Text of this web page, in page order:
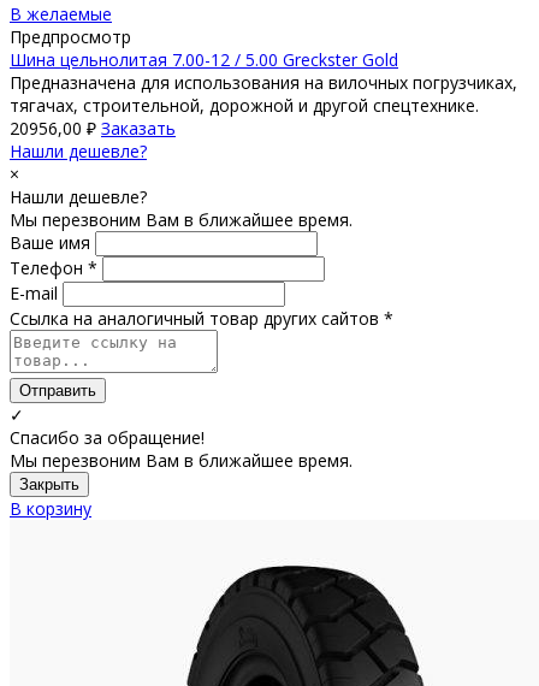
В желаемые
Предпросмотр
Шина цельнолитая 7.00-12 / 5.00 Greckster Gold
Предназначена для использования на вилочных погрузчиках,
тягачах, строительной, дорожной и другой спецтехнике.
20956,00 ₽ Заказать
Нашли дешевле?
×
Нашли дешевле?
Мы перезвоним Вам в ближайшее время.
Ваше имя
Телефон *
E-mail
Ссылка на аналогичный товар других сайтов *
Отправить
✓
Спасибо за обращение!
Мы перезвоним Вам в ближайшее время.
Закрыть
В корзину